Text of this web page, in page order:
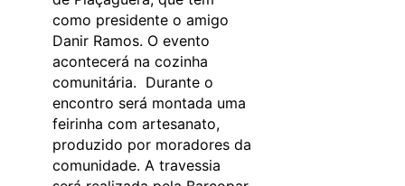
como presidente o amigo
Danir Ramos. O evento
acontecerá na cozinha
comunitária. Durante o
encontro será montada uma
feirinha com artesanato,
produzido por moradores da
comunidade. A travessia